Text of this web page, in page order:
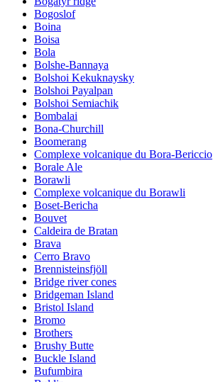
Bogoslof
Boina
Boisa
Bola
Bolshe-Bannaya
Bolshoi Kekuknaysky
Bolshoi Payalpan
Bolshoi Semiachik
Bombalai
Bona-Churchill
Boomerang
Complexe volcanique du Bora-Bericcio
Borale Ale
Borawli
Complexe volcanique du Borawli
Boset-Bericha
Bouvet
Caldeira de Bratan
Brava
Cerro Bravo
Brennisteinsfjöll
Bridge river cones
Bridgeman Island
Bristol Island
Bromo
Brothers
Brushy Butte
Buckle Island
Bufumbira